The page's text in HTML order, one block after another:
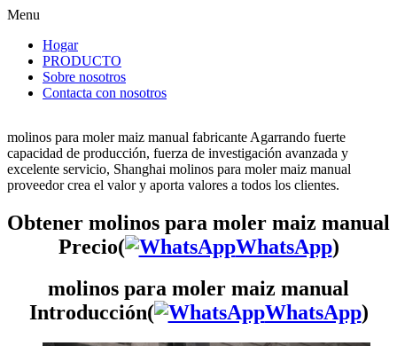
Menu
Hogar
PRODUCTO
Sobre nosotros
Contacta con nosotros
molinos para moler maiz manual fabricante Agarrando fuerte
capacidad de producción, fuerza de investigación avanzada y
excelente servicio, Shanghai molinos para moler maiz manual
proveedor crea el valor y aporta valores a todos los clientes.
Obtener molinos para moler maiz manual
Precio(
WhatsApp)
molinos para moler maiz manual
Introducción(
WhatsApp)